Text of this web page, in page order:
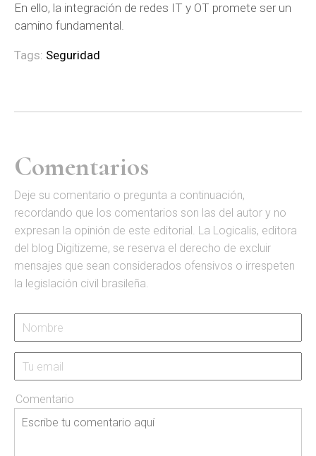
En ello, la integración de redes IT y OT promete ser un
camino fundamental.
Tags: Seguridad
Comentarios
Deje su comentario o pregunta a continuación,
recordando que los comentarios son las del autor y no
expresan la opinión de este editorial. La Logicalis, editora
del blog Digitizeme, se reserva el derecho de excluir
mensajes que sean considerados ofensivos o irrespeten
la legislación civil brasileña.
Comentario